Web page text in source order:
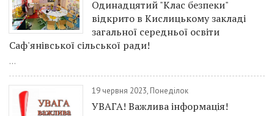
Одинадцятий "Клас безпеки"
відкрито в Кислицькому закладі
загальної середньої освіти
Саф'янівської сільської ради!
...
19 червня 2023, Понеділок
УВАГА! Важлива інформація!